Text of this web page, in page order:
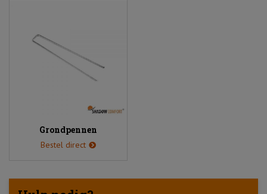
Grondpennen
Bestel direct